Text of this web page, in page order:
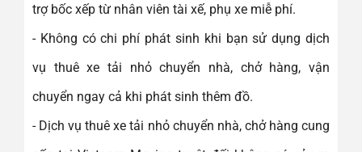
trợ bốc xếp từ nhân viên tài xế, phụ xe miễ phí.
- Không có chi phí phát sinh khi bạn sử dụng dịch
vụ thuê xe tải nhỏ chuyển nhà, chở hàng, vận
chuyển ngay cả khi phát sinh thêm đồ.
- Dịch vụ thuê xe tải nhỏ chuyển nhà, chở hàng cung